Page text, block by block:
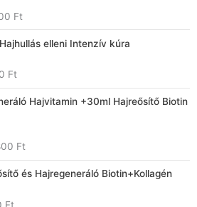
Ft.
Ft11,900 Ft.
elleni Intenzív kúra
Ft.
Ft
Current
price
4,500 Ft.
Hajvitamin +30ml Hajreősítő Biotin
Ft.
Ft
Current
price
és Hajregeneráló Biotin+Kollagén
Ft
Current
price